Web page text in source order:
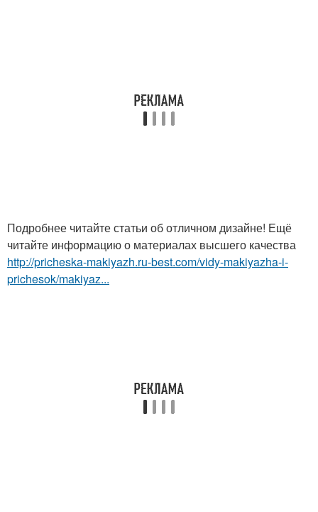
Подробнее читайте статьи об отличном дизайне! Ещё
читайте информацию о материалах высшего качества
http://pricheska-makiyazh.ru-best.com/vidy-makiyazha-i-
prichesok/makiyaz...